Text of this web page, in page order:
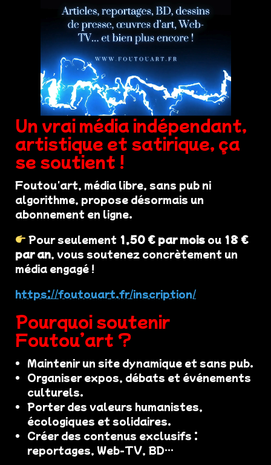
Un vrai média indépendant,
artistique et satirique, ça
se soutient !
Foutou'art, média libre, sans pub ni
algorithme, propose désormais un
abonnement en ligne.
Pour seulement 1,50 € par mois ou 18 €
par an, vous soutenez concrètement un
média engagé !
https://foutouart.fr/inscription/
Pourquoi soutenir
Foutou’art ?
Maintenir un site dynamique et sans pub.
Organiser expos, débats et événements
culturels.
Porter des valeurs humanistes,
écologiques et solidaires.
Créer des contenus exclusifs :
reportages, Web-TV, BD…